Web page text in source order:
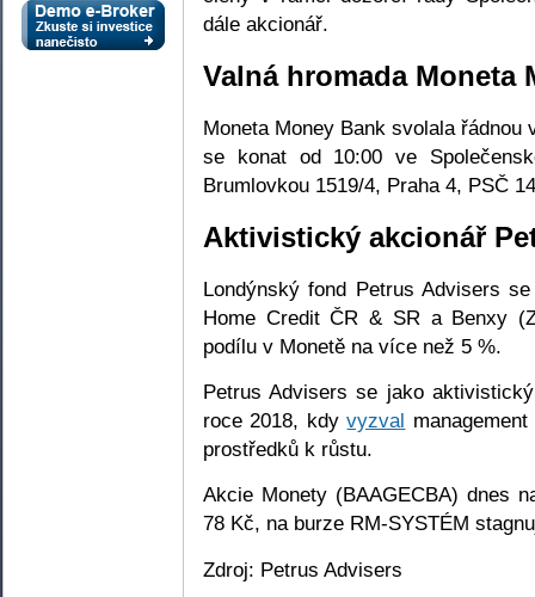
dále akcionář.
Valná hromada Moneta
Moneta Money Bank svolala řádnou
se konat od 10:00 ve
Brumlovkou 1519/4, Praha 4, PSČ
Aktivistický akcionář
Londýnský fond Petrus Advisers
Home Credit ČR & SR a Benxy
podílu v Monetě na více než 5 %.
Petrus Advisers se jako
roce 2018, kdyvyzval
prostředků k růstu.
Akcie Monety (BAAGECBA) dnes
78 Kč, na burze RM-SYSTÉM
Zdroj: Petrus Advisers